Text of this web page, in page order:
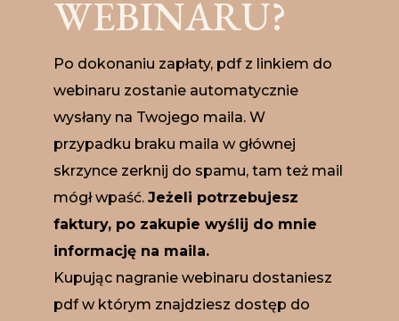
WEBINARU?
Po dokonaniu zapłaty, pdf z linkiem do
webinaru zostanie automatycznie
wysłany na Twojego maila. W
przypadku braku maila w głównej
skrzynce zerknij do spamu, tam też mail
mógł wpaść. Jeżeli potrzebujesz
faktury, po zakupie wyślij do mnie
informację na maila.
Kupując nagranie webinaru dostaniesz
pdf w którym znajdziesz dostęp do